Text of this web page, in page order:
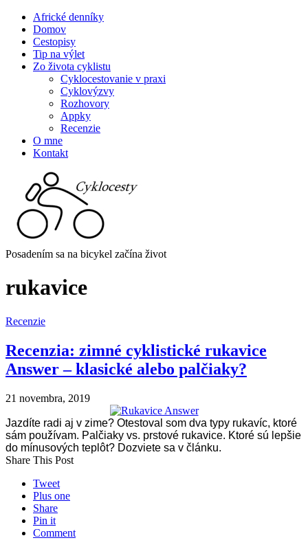
Africké denníky
Domov
Cestopisy
Tip na výlet
Zo života cyklistu
Cyklocestovanie v praxi
Cyklovýzvy
Rozhovory
Appky
Recenzie
O mne
Kontakt
Posadením sa na bicykel začína život
rukavice
Recenzie
Recenzia: zimné cyklistické rukavice
Answer – klasické alebo palčiaky?
21 novembra, 2019
Jazdíte radi aj v zime? Otestoval som dva typy rukavíc, ktoré
sám používam. Palčiaky vs. prstové rukavice. Ktoré sú lepšie
do mínusových teplôt? Dozviete sa v článku.
Share This Post
Tweet
Plus one
Share
Pin it
Comment